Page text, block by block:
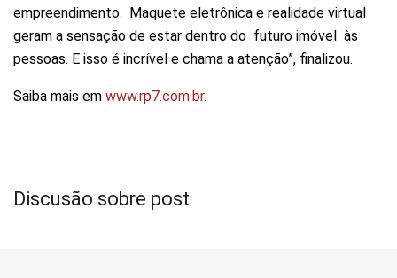
empreendimento. Maquete eletrônica e realidade virtual
geram a sensação de estar dentro do futuro imóvel às
pessoas. E isso é incrível e chama a atenção”, finalizou.
Saiba mais em www.rp7.com.br.
Discusão sobre post